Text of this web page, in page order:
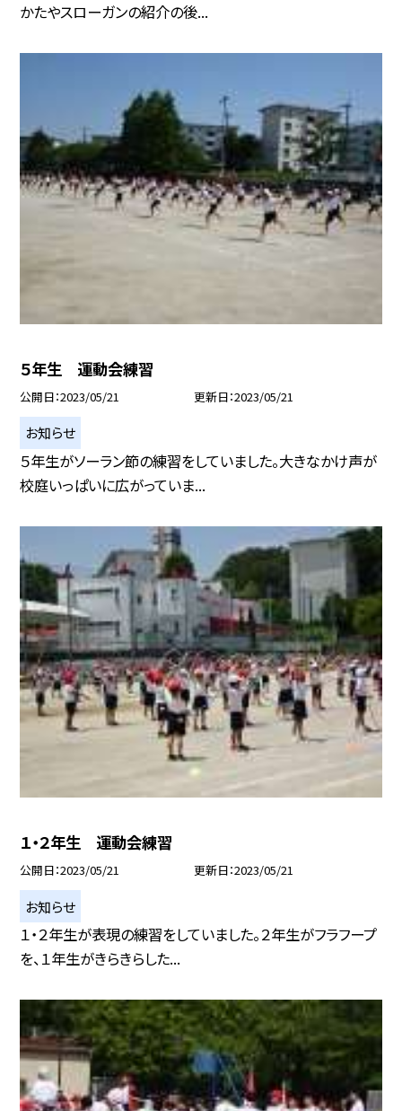
かたやスローガンの紹介の後...
５年生 運動会練習
公開日 2023/05/21 更新日 2023/05/21
お知らせ
５年生がソーラン節の練習をしていました。大きなかけ声が
校庭いっぱいに広がっていま...
１・２年生 運動会練習
公開日 2023/05/21 更新日 2023/05/21
お知らせ
１・２年生が表現の練習をしていました。２年生がフラフープ
を、１年生がきらきらした...